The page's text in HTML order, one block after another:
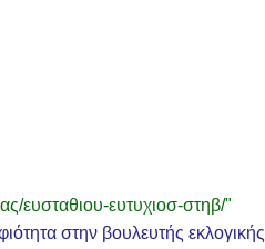
ευσταθιου-ευτυχιοσ-στηβ/"
στην βουλευτής εκλογικής